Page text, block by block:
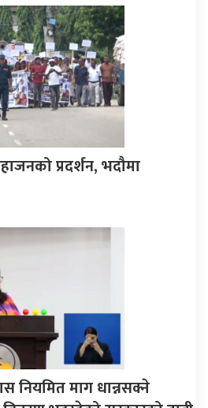
प्रदर्शन, भदौमा
नियमित माग धान्नसक्ने